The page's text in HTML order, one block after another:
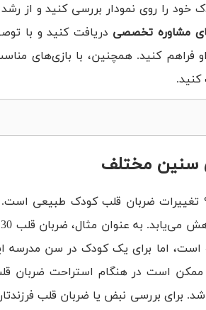
خود را روی نمودار بررسی کنید و از
مشاوره‌ تخصصی دریافت کنید و با
فراهم کنید. همچنین، با بازی‌های
می‌شود
سنین مختلف
تغییرات ضربان قلب کودک طبیعی است.
است، اما برای یک کودک در سن مدرسه
ورزش سنگین ضربان قلبش 180 باشد. برای بررسی نبض یا